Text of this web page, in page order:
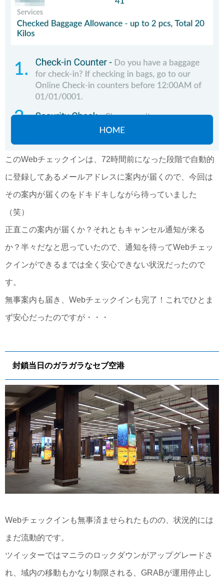
このWebチェックインは、72時間前になった段階で自動的
に登録してあるメールアドレスに案内が届くので、今回は
その案内が届くのをドキドキしながら待っていました
（笑）
正直この案内が届くか？それともキャンセル通知が来る
か？半々だなと思っていたので、通知を待ってWebチェッ
クインができるまでは全く安心できない状況だったので
す。
無事案内も届き、Webチェックインも完了！これでひとま
ず安心だったのですが・・・
封鎖当日のガラガラなセブ空港
Webチェックインも無事済ませられたものの、状況的には
まだ流動的です。
ツイッターではマニラのロックダウンがアップグレードさ
れ、域内の移動もかなり制限される、GRABが運用停止し